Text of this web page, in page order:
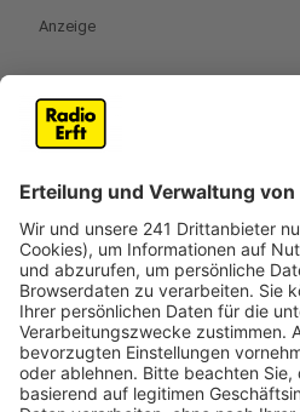
Anzeige
Das neue Album von
Durchhören
Anzeige
Anzeige
Die aktuelle Single
Anzeige